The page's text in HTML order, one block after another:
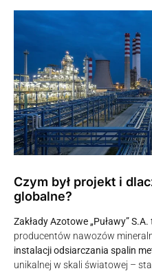
Czym był projekt i
globalne?
Zakłady Azotowe „Puławy” S.A.
producentów nawozów
instalacji odsiarczania spalin
unikalnej w skali światowej –